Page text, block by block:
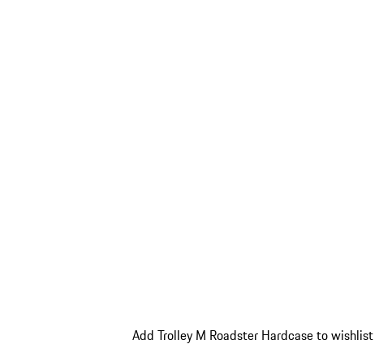
Add Trolley M Roadster Hardcase to wishlist